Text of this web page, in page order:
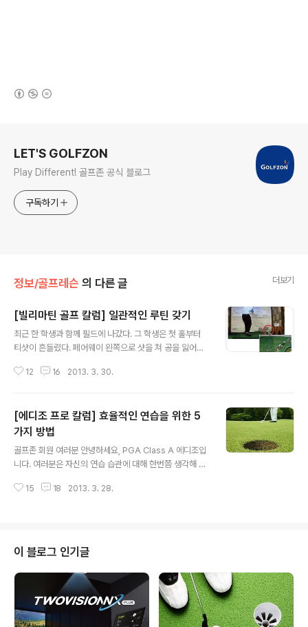
LET'S GOLFZON
Play Different! 골프존 공식 블로그
구독하기
정보/골프레슨 의 다른 글 더보기
[빌리마틴 골프 칼럼] 일관적인 루틴 갖기
최근 한 학생과 함께 필드에 나갔다. 그 학생은 첫 홀부터
티샷이 흔들렸다. 페어웨이 왼쪽으로 샷을 쳐 공을 잃어버
잘못해 연이어 실수를 저질렀다. 이 학생의 스윙은 나무랄
는 골퍼들도 가끔 이런 경우에 빠진다. 라운드를 마치고 그
학생에게 게임 중 어떤 생각을 했는지 물었다. 그는 “첫 홀
티샷에서 오른쪽 오비(OB)를 걱정했다”고 말했다. 페어웨
이에선 풍향과 업힐라이(오른손잡이 기준으로 왼발의 지형
이 높은 경우)를 제대로 분석하지 못해 클럽 선택이 어려웠
고 퍼팅 때는 어떻게 그린을 읽어야 할지 몰랐다고 고백했
12 16 2013. 3. 30.
[에디조 프로 칼럼] 효율적인 연습을 위한 5
가지 방법
골프존 회원 여러분 안녕하세요, PGA Class A 에디조입
니다. 여러분은 자신의 연습 습관에 대해 한번쯤 생각해 보
니까? 하루 종일 일하고 지친 몸을 이끌고 밤에 연습장을
규칙적으로 연습을 한다는 것은 정말 어렵습니다. 또한 많
지 않은 시간을 효율적으로 활용하는 일은 더욱 어렵습니
다. 프로들도 하루만 연습을 안 하면 다음날 표가 나타납니
다. 좋은 골프를 치기 위해 또 스코어를 줄이기 위해 연습은
필수입니다. 일주일에 한두 시간만이라도 꼭 연습을 위해
자신의 스케줄을 할애 하셔야 ..
15 18 2013. 3. 28.
이 블로그 인기글